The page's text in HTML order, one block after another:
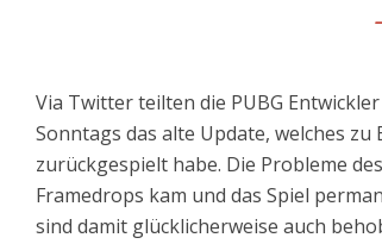
Via Twitter teilten die PUBG
Sonntags das alte Update, welches
zurückgespielt habe. Die Probleme
Framedrops kam und das Spiel
sind damit glücklicherweise auch